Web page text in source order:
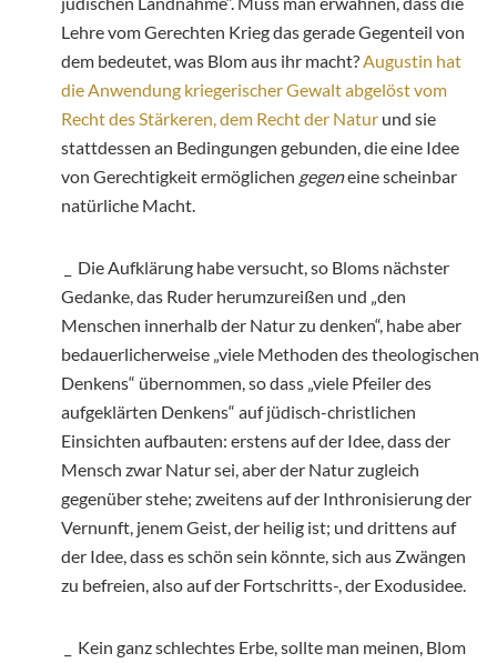
Lehre vom Gerechten Krieg das gerade Gegenteil von
dem bedeutet, was Blom aus ihr macht? Augustin hat
die Anwendung kriegerischer Gewalt abgelöst vom
Recht des Stärkeren, dem Recht der Natur und sie
stattdessen an Bedingungen gebunden, die eine Idee
von Gerechtigkeit ermöglichen gegeneine scheinbar
natürliche Macht.
_ Die Aufklärung habe versucht, so Bloms nächster
Gedanke, das Ruder herumzureißen und „den
Menschen innerhalb der Natur zu denken“, habe aber
bedauerlicherweise „viele Methoden des theologischen
Denkens“ übernommen, so dass „viele Pfeiler des
aufgeklärten Denkens“ auf jüdisch-christlichen
Einsichten aufbauten: erstens auf der Idee, dass der
Mensch zwar Natur sei, aber der Natur zugleich
gegenüber stehe; zweitens auf der Inthronisierung der
Vernunft, jenem Geist, der heilig ist; und drittens auf
der Idee, dass es schön sein könnte, sich aus Zwängen
zu befreien, also auf der Fortschritts-, der Exodusidee.
_ Kein ganz schlechtes Erbe, sollte man meinen, Blom